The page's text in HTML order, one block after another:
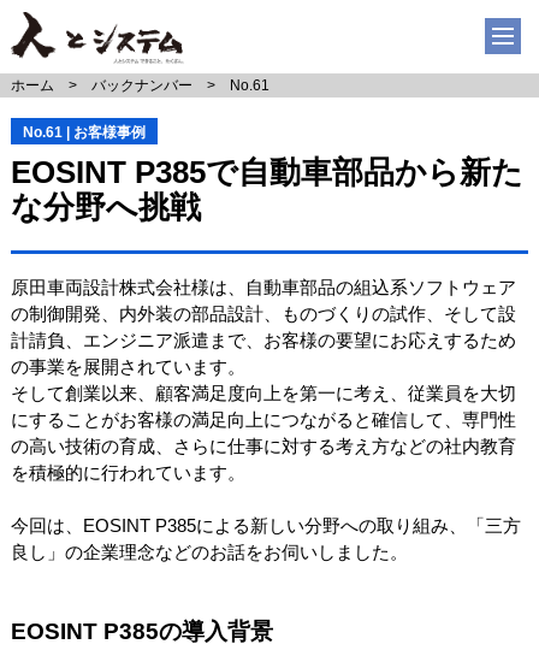
ホーム バックナンバー No.61
No.61 | お客様事例
EOSINT P385で自動車部品から新た
な分野へ挑戦
原田車両設計株式会社様は、自動車部品の組込系ソフトウェア
の制御開発、内外装の部品設計、ものづくりの試作、そして設
計請負、エンジニア派遣まで、お客様の要望にお応えするため
の事業を展開されています。
そして創業以来、顧客満足度向上を第一に考え、従業員を大切
にすることがお客様の満足向上につながると確信して、専門性
の高い技術の育成、さらに仕事に対する考え方などの社内教育
を積極的に行われています。
今回は、EOSINT P385による新しい分野への取り組み、「三方
良し」の企業理念などのお話をお伺いしました。
EOSINT P385の導入背景